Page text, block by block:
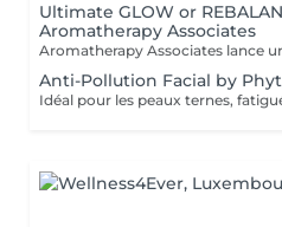
Ultimate GLOW or
Aromatherapy Associates
Anti-Pollution Facial by